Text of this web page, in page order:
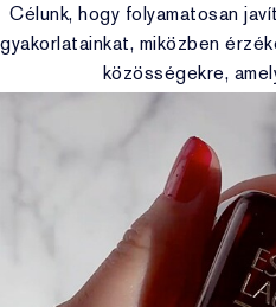
Célunk, hogy folyamatosan
gyakorlatainkat, miközben
közösségekre,